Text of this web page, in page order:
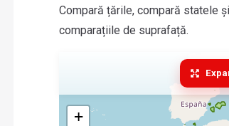
Compară țările, compară statele
comparațiile de suprafață.
+